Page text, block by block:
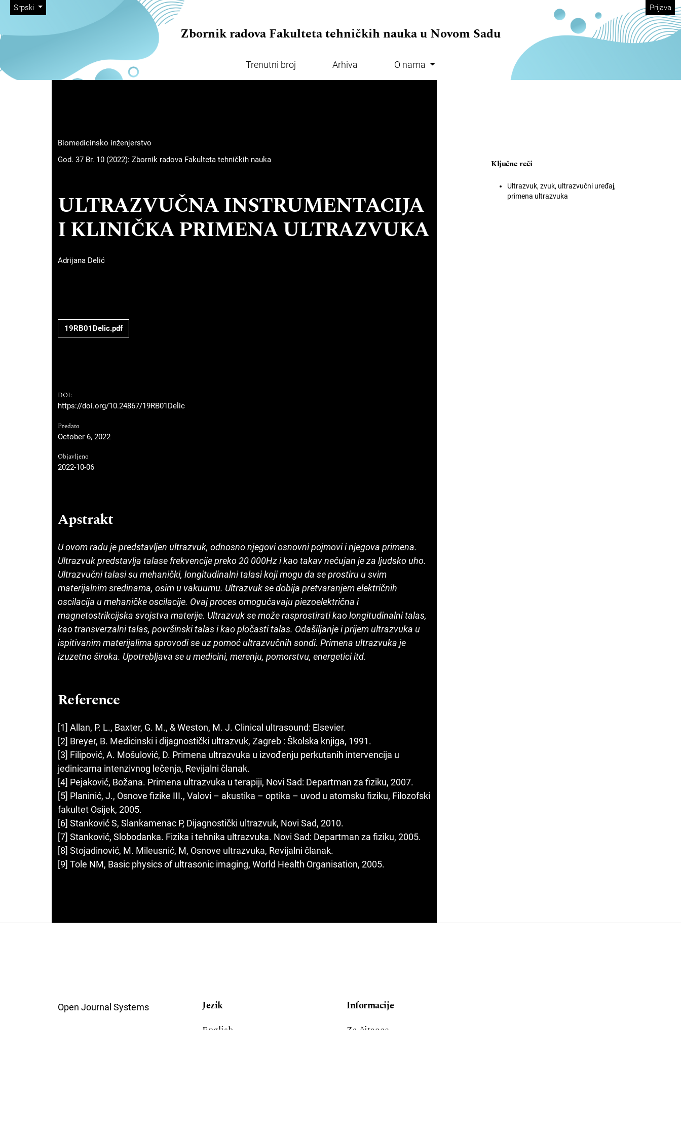
##navigation.skip.nav##
##navigation.skip.main##
##navigation.skip.footer##
##plugins.themes.immersion.language.toggle##
Srpski
##plugins.themes.immersion.adminMenu## Prijava
Zbornik radova Fakulteta tehničkih nauka u Novom Sadu
##plugins.themes.immersion.mainMenu##
Trenutni broj Arhiva O nama
Biomedicinsko inženjerstvo
God. 37 Br. 10 (2022): Zbornik radova Fakulteta tehničkih nauka
ULTRAZVUČNA INSTRUMENTACIJA
I KLINIČKA PRIMENA ULTRAZVUKA
Adrijana Delić
19RB01Delic.pdf
DOI:
https://doi.org/10.24867/19RB01Delic
Predato
October 6, 2022
Objavljeno
2022-10-06
Apstrakt
U ovom radu je predstavljen ultrazvuk, odnosno njegovi osnovni pojmovi i njegova primena.
Ultrazvuk predstavlja talase frekvencije preko 20 000Hz i kao takav nečujan je za ljudsko uho.
Ultrazvučni talasi su mehanički, longitudinalni talasi koji mogu da se prostiru u svim
materijalnim sredinama, osim u vakuumu. Ultrazvuk se dobija pretvaranjem električnih
oscilacija u mehaničke oscilacije. Ovaj proces omogućavaju piezo­električna i
magnetostrikcijska svojstva materije. Ultra­zvuk se može rasprostirati kao longitudinalni talas,
kao transverzalni talas, površinski talas i kao pločasti talas. Odašiljanje i prijem ultrazvuka u
ispitivanim materija­lima sprovodi se uz pomoć ultrazvučnih sondi. Primena ultrazvuka je
izuzetno široka. Upotrebljava se u medicini, merenju, pomorstvu, energetici itd.
Reference
[1] Allan, P. L., Baxter, G. M., & Weston, M. J. Clinical ultrasound: Elsevier.
[2] Breyer, B. Medicinski i dijagnostički ultrazvuk, Zagreb : Školska knjiga, 1991.
[3] Filipović, A. Mošulović, D. Primena ultrazvuka u izvođenju perkutanih intervencija u
jedinicama intenzivnog lečenja, Revijalni članak.
[4] Pejaković, Božana. Primena ultrazvuka u terapiji, Novi Sad: Departman za fiziku, 2007.
[5] Planinić, J., Osnove fizike III., Valovi – akustika – optika – uvod u atomsku fiziku, Filozofski
fakultet Osijek, 2005.
[6] Stanković S, Slankamenac P, Dijagnostički ultrazvuk, Novi Sad, 2010.
[7] Stanković, Slobodanka. Fizika i tehnika ultrazvuka. Novi Sad: Departman za fiziku, 2005.
[8] Stojadinović, M. Mileusnić, M, Osnove ultrazvuka, Revijalni članak.
[9] Tole NM, Basic physics of ultrasonic imaging, World Health Organisation, 2005.
Ključne reči
Ultrazvuk, zvuk, ultrazvučni uređaj,
primena ultrazvuka
Open Journal Systems
Jezik
English
Informacije
Za čitaoce